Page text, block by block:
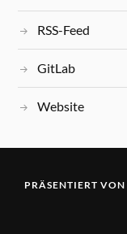
RSS-Feed
GitLab
Website
PRÄSENTIERT VON